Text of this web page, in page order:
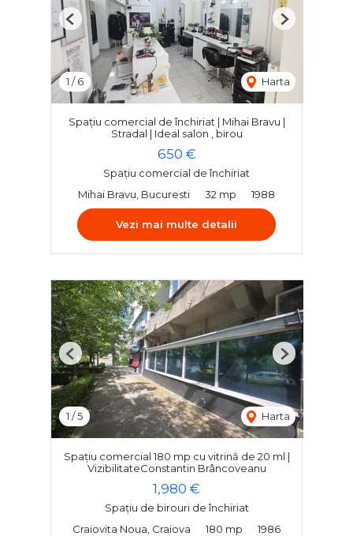
1 /6 Harta
Previous Next
Spațiu comercial de închiriat | Mihai Bravu |
Stradal | Ideal salon , birou
650 €
Spațiu comercial de închiriat
Mihai Bravu, Bucuresti
32 mp 1988
Vezi mai multe detalii
1 /5 Harta
Previous Next
Spațiu comercial 180 mp cu vitrină de 20 ml |
VizibilitateConstantin Brâncoveanu
1,980 €
Spațiu de birouri de închiriat
Craiovita Noua, Craiova
180 mp 1986